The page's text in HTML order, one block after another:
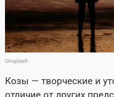
Unsplash
Козы — творческие и